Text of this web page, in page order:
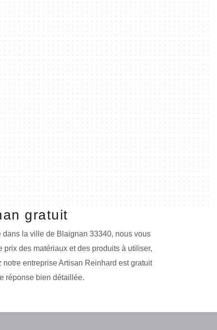
gratuit
dans la ville de Blaignan 33340, nous vous
des matériaux et des produits à utiliser,
entreprise Artisan Reinhard est gratuit
réponse bien détaillée.